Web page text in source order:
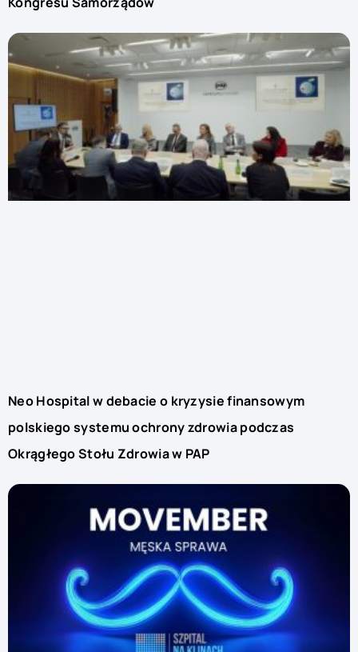
Neo Hospital w debacie o kryzysie finansowym
polskiego systemu ochrony zdrowia podczas
Okrągłego Stołu Zdrowia w PAP